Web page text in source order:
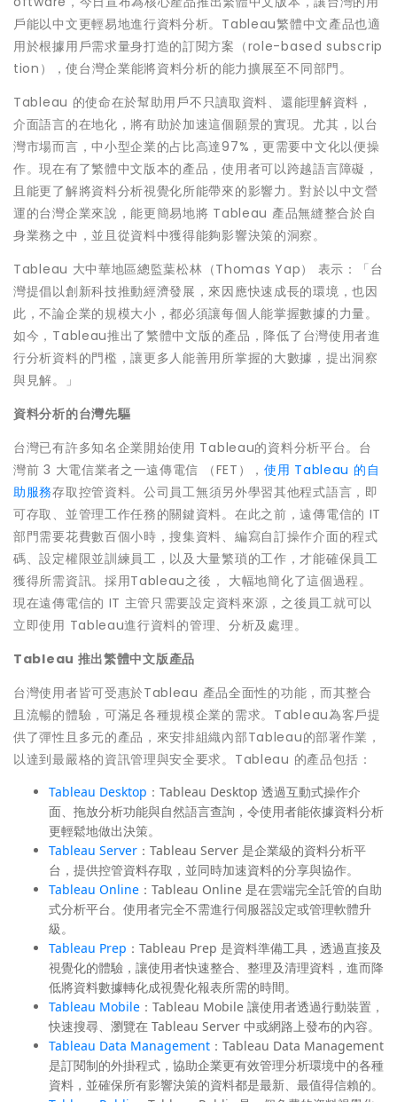
戶能以中文更輕易地進行資料分析。Tableau繁體中文產品也適
用於根據用戶需求量身打造的訂閱方案（role-based subscrip
tion），使台灣企業能將資料分析的能力擴展至不同部門。
Tableau 的使命在於幫助用戶不只讀取資料、還能理解資料，
介面語言的在地化，將有助於加速這個願景的實現。尤其，以台
灣市場而言，中小型企業的占比高達97%，更需要中文化以便操
作。現在有了繁體中文版本的產品，使用者可以跨越語言障礙，
且能更了解將資料分析視覺化所能帶來的影響力。對於以中文營
運的台灣企業來說，能更簡易地將 Tableau 產品無縫整合於自
身業務之中，並且從資料中獲得能夠影響決策的洞察。
Tableau 大中華地區總監葉松林（Thomas Yap） 表示：「台
灣提倡以創新科技推動經濟發展，來因應快速成長的環境，也因
此，不論企業的規模大小，都必須讓每個人能掌握數據的力量。
如今，Tableau推出了繁體中文版的產品，降低了台灣使用者進
行分析資料的門檻，讓更多人能善用所掌握的大數據，提出洞察
與見解。」
資料分析的台灣先驅
台灣已有許多知名企業開始使用 Tableau的資料分析平台。台
灣前 3 大電信業者之一遠傳電信 （FET），使用 Tableau 的自
助服務存取控管資料。公司員工無須另外學習其他程式語言，即
可存取、並管理工作任務的關鍵資料。在此之前，遠傳電信的 IT
部門需要花費數百個小時，搜集資料、編寫自訂操作介面的程式
碼、設定權限並訓練員工，以及大量繁瑣的工作，才能確保員工
獲得所需資訊。採用Tableau之後， 大幅地簡化了這個過程。
現在遠傳電信的 IT 主管只需要設定資料來源，之後員工就可以
立即使用 Tableau進行資料的管理、分析及處理。
Tableau 推出繁體中文版產品
台灣使用者皆可受惠於Tableau 產品全面性的功能，而其整合
且流暢的體驗，可滿足各種規模企業的需求。Tableau為客戶提
供了彈性且多元的產品，來安排組織內部Tableau的部署作業，
以達到最嚴格的資訊管理與安全要求。Tableau 的產品包括：
Tableau Desktop ：Tableau Desktop 透過互動式操作介
面、拖放分析功能與自然語言查詢，令使用者能依據資料分析
更輕鬆地做出決策。
Tableau Server ：Tableau Server 是企業級的資料分析平
台，提供控管資料存取，並同時加速資料的分享與協作。
Tableau Online ：Tableau Online 是在雲端完全託管的自助
式分析平台。使用者完全不需進行伺服器設定或管理軟體升
級。
Tableau Prep ：Tableau Prep 是資料準備工具，透過直接及
視覺化的體驗，讓使用者快速整合、整理及清理資料，進而降
低將資料數據轉化成視覺化報表所需的時間。
Tableau Mobile ：Tableau Mobile 讓使用者透過行動裝置，
快速搜尋、瀏覽在 Tableau Server 中或網路上發布的內容。
Tableau Data Management ：Tableau Data Management
是訂閱制的外掛程式，協助企業更有效管理分析環境中的各種
資料，並確保所有影響決策的資料都是最新、最值得信賴的。